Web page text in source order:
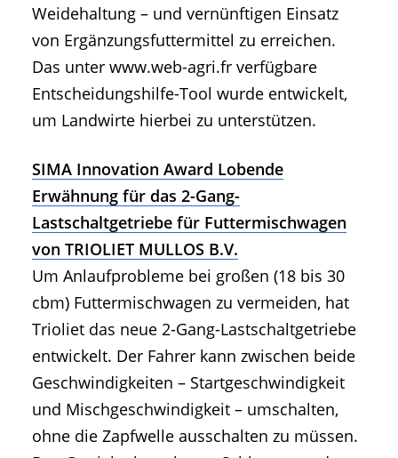
Weidehaltung – und vernünftigen Einsatz
von Ergänzungsfuttermittel zu erreichen.
Das unter www.web-agri.fr verfügbare
Entscheidungshilfe-Tool wurde entwickelt,
um Landwirte hierbei zu unterstützen.
SIMA Innovation Award Lobende
Erwähnung für das 2-Gang-
Lastschaltgetriebe für Futtermischwagen
von TRIOLIET MULLOS B.V.
Um Anlaufprobleme bei großen (18 bis 30
cbm) Futtermischwagen zu vermeiden, hat
Trioliet das neue 2-Gang-Lastschaltgetriebe
entwickelt. Der Fahrer kann zwischen beide
Geschwindigkeiten – Startgeschwindigkeit
und Mischgeschwindigkeit – umschalten,
ohne die Zapfwelle ausschalten zu müssen.